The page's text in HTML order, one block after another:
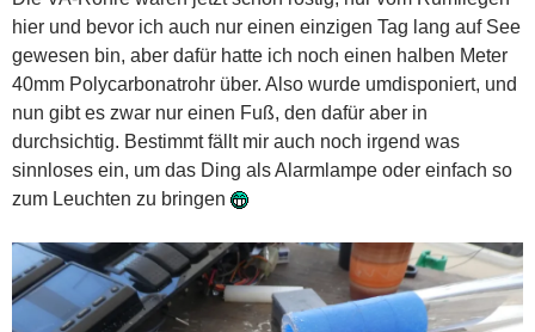
hier und bevor ich auch nur einen einzigen Tag lang auf See
gewesen bin, aber dafür hatte ich noch einen halben Meter
40mm Polycarbonatrohr über. Also wurde umdisponiert, und
nun gibt es zwar nur einen Fuß, den dafür aber in
durchsichtig. Bestimmt fällt mir auch noch irgend was
sinnloses ein, um das Ding als Alarmlampe oder einfach so
zum Leuchten zu bringen